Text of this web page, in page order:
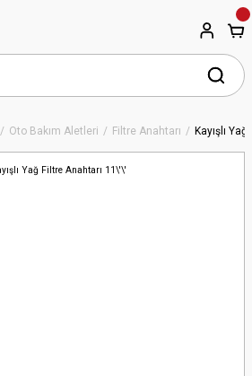
Oto Bakım Aletleri Filtre Anahtarı Kayışlı